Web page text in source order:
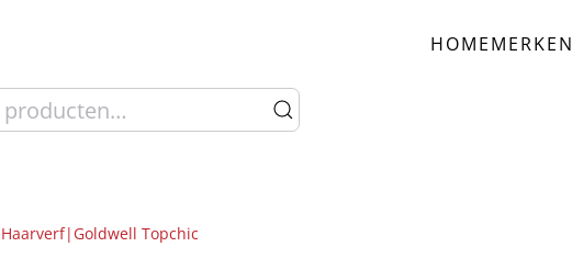
HOMEMERKEN
Haarverf|Goldwell Topchic